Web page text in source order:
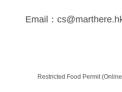
Email：
Restricted Food Permit